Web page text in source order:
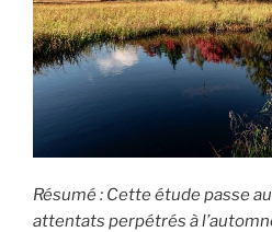
Résumé : Cette étude passe
attentats perpétrés à